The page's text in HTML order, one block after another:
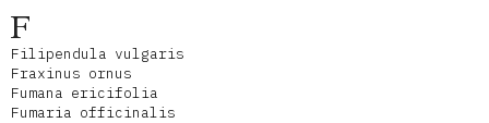
F
Filipendula vulgaris
Fraxinus ornus
Fumana ericifolia
Fumaria officinalis